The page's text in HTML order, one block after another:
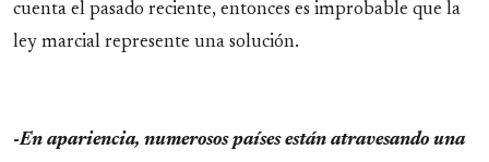
cuenta el pasado reciente, entonces es improbable que la
ley marcial represente una solución.
-En apariencia, numerosos países están atravesando una